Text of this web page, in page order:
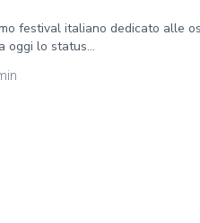
festival italiano dedicato alle
oggi lo status...